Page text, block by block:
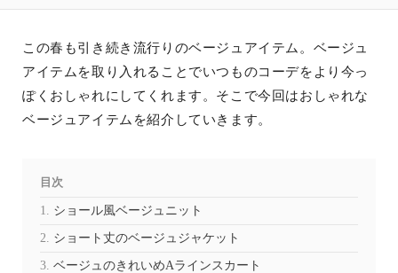
この春も引き続き流行りのベージュアイテム。ベージュ
アイテムを取り入れることでいつものコーデをより今っ
ぽくおしゃれにしてくれます。そこで今回はおしゃれな
ベージュアイテムを紹介していきます。
目次
ショール風ベージュニット
ショート丈のベージュジャケット
ベージュのきれいめAラインスカート